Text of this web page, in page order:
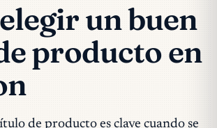
un buen
producto en
de producto es clave cuando se